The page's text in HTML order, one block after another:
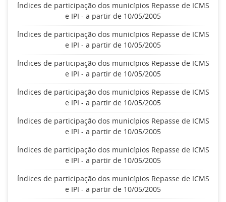
Índices de participação dos municípios Repasse de ICMS
e IPI - a partir de 10/05/2005
Índices de participação dos municípios Repasse de ICMS
e IPI - a partir de 10/05/2005
Índices de participação dos municípios Repasse de ICMS
e IPI - a partir de 10/05/2005
Índices de participação dos municípios Repasse de ICMS
e IPI - a partir de 10/05/2005
Índices de participação dos municípios Repasse de ICMS
e IPI - a partir de 10/05/2005
Índices de participação dos municípios Repasse de ICMS
e IPI - a partir de 10/05/2005
Índices de participação dos municípios Repasse de ICMS
e IPI - a partir de 10/05/2005